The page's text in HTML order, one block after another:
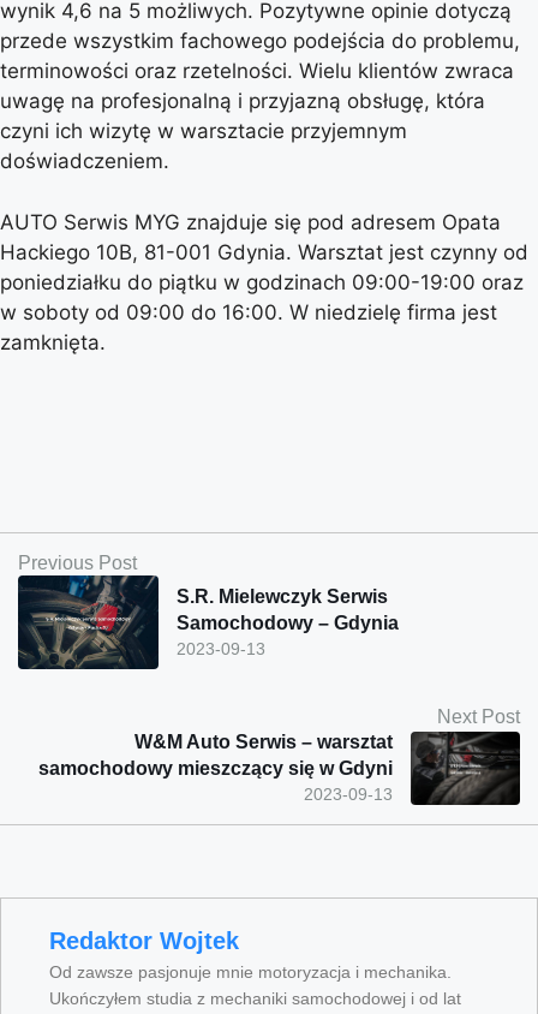
wynik 4,6 na 5 możliwych. Pozytywne opinie dotyczą
przede wszystkim fachowego podejścia do problemu,
terminowości oraz rzetelności. Wielu klientów zwraca
uwagę na profesjonalną i przyjazną obsługę, która
czyni ich wizytę w warsztacie przyjemnym
doświadczeniem.
AUTO Serwis MYG znajduje się pod adresem Opata
Hackiego 10B, 81-001 Gdynia. Warsztat jest czynny od
poniedziałku do piątku w godzinach 09:00-19:00 oraz
w soboty od 09:00 do 16:00. W niedzielę firma jest
zamknięta.
Previous Post
2023-09-13
S.R. Mielewczyk Serwis
Samochodowy – Gdynia
Next Post
2023-09-13
W&M Auto Serwis – warsztat
samochodowy mieszczący się w Gdyni
Redaktor Wojtek
Od zawsze pasjonuje mnie motoryzacja i mechanika.
Ukończyłem studia z mechaniki samochodowej i od lat